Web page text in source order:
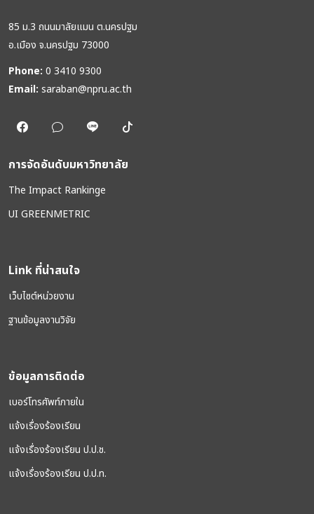
85 ม.3 ถนนมาลัยแมน ต.นครปฐม
อ.เมือง จ.นครปฐม 73000
Phone: 0 3410 9300
Email: saraban@npru.ac.th
การจัดอันดับมหาวิทยาลัย
The Impact Rankinge
UI GREENMETRIC
Link ที่น่าสนใจ
เว็บไซต์หน่วยงาน
ฐานข้อมูลงานวิจัย
ข้อมูลการติดต่อ
เบอร์โทรศัพท์ภายใน
แจ้งเรื่องร้องเรียน
แจ้งเรื่องร้องเรียน ป.ป.ช.
แจ้งเรื่องร้องเรียน ป.ป.ท.